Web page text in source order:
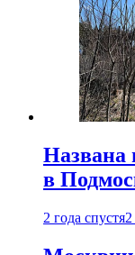
Названа
в
2 года спустя